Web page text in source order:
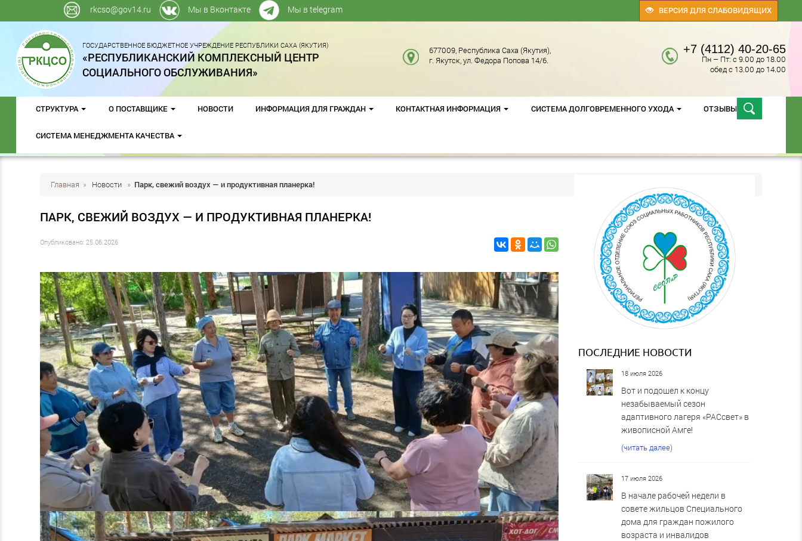
ВЕРСИЯ ДЛЯ СЛАБОВИДЯЩИХ
rkcso@gov14.ru Мы в Вконтакте Мы в telegram
ГОСУДАРСТВЕННОЕ БЮДЖЕТНОЕ УЧРЕЖДЕНИЕ РЕСПУБЛИКИ САХА (ЯКУТИЯ)
«РЕСПУБЛИКАНСКИЙ КОМПЛЕКСНЫЙ ЦЕНТР
СОЦИАЛЬНОГО ОБСЛУЖИВАНИЯ»
677009, Республика Саха (Якутия),
г. Якутск, ул. Федора Попова 14/6.
+7 (4112) 40-20-65
Пн – Пт: с 9.00 до 18.00
обед с 13.00 до 14.00
СТРУКТУРА О ПОСТАВЩИКЕ НОВОСТИ ИНФОРМАЦИЯ ДЛЯ ГРАЖДАН КОНТАКТНАЯ ИНФОРМАЦИЯ СИСТЕМА ДОЛГОВРЕМЕННОГО УХОДА ОТЗЫВЫ
СИСТЕМА МЕНЕДЖМЕНТА КАЧЕСТВА
Главная » Новости » Парк, свежий воздух — и продуктивная планерка!
ПАРК, СВЕЖИЙ ВОЗДУХ — И ПРОДУКТИВНАЯ ПЛАНЕРКА!
Опубликовано: 25.06.2026
ПОСЛЕДНИЕ НОВОСТИ
18 июля 2026
Вот и подошел к концу
незабываемый сезон
адаптивного лагеря «РАСсвет» в
живописной Амге!
(читать далее)
17 июля 2026
В начале рабочей недели в
совете жильцов Специального
дома для граждан пожилого
возраста и инвалидов